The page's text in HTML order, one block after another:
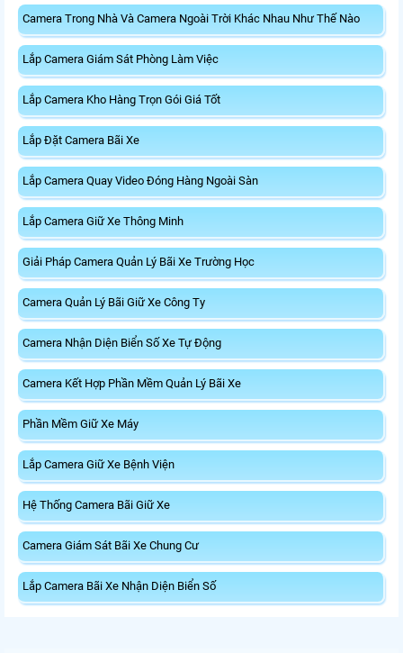
Camera Trong Nhà Và Camera Ngoài Trời Khác Nhau Như Thế Nào
Lắp Camera Giám Sát Phòng Làm Việc
Lắp Camera Kho Hàng Trọn Gói Giá Tốt
Lắp Đặt Camera Bãi Xe
Lắp Camera Quay Video Đóng Hàng Ngoài Sàn
Lắp Camera Giữ Xe Thông Minh
Giải Pháp Camera Quản Lý Bãi Xe Trường Học
Camera Quản Lý Bãi Giữ Xe Công Ty
Camera Nhận Diện Biển Số Xe Tự Động
Camera Kết Hợp Phần Mềm Quản Lý Bãi Xe
Phần Mềm Giữ Xe Máy
Lắp Camera Giữ Xe Bệnh Viện
Hệ Thống Camera Bãi Giữ Xe
Camera Giám Sát Bãi Xe Chung Cư
Lắp Camera Bãi Xe Nhận Diện Biển Số